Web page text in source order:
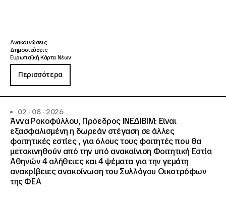
Ανακοινώσεις
Δημοσιεύσεις
Ευρωπαϊκή Κάρτα Νέων
Περισσότερα
02 · 08 · 2026
Άννα Ροκοφύλλου, Πρόεδρος ΙΝΕΔΙΒΙΜ: Είναι
εξασφαλισμένη η δωρεάν στέγαση σε άλλες
φοιτητικές εστίες , για όλους τους φοιτητές που θα
μετακινηθούν από την υπό ανακαίνιση Φοιτητική Εστία
Αθηνών 4 αλήθειες και 4 ψέματα για την γεμάτη
ανακρίβειες ανακοίνωση του Συλλόγου Οικοτρόφων
της ΦΕΑ